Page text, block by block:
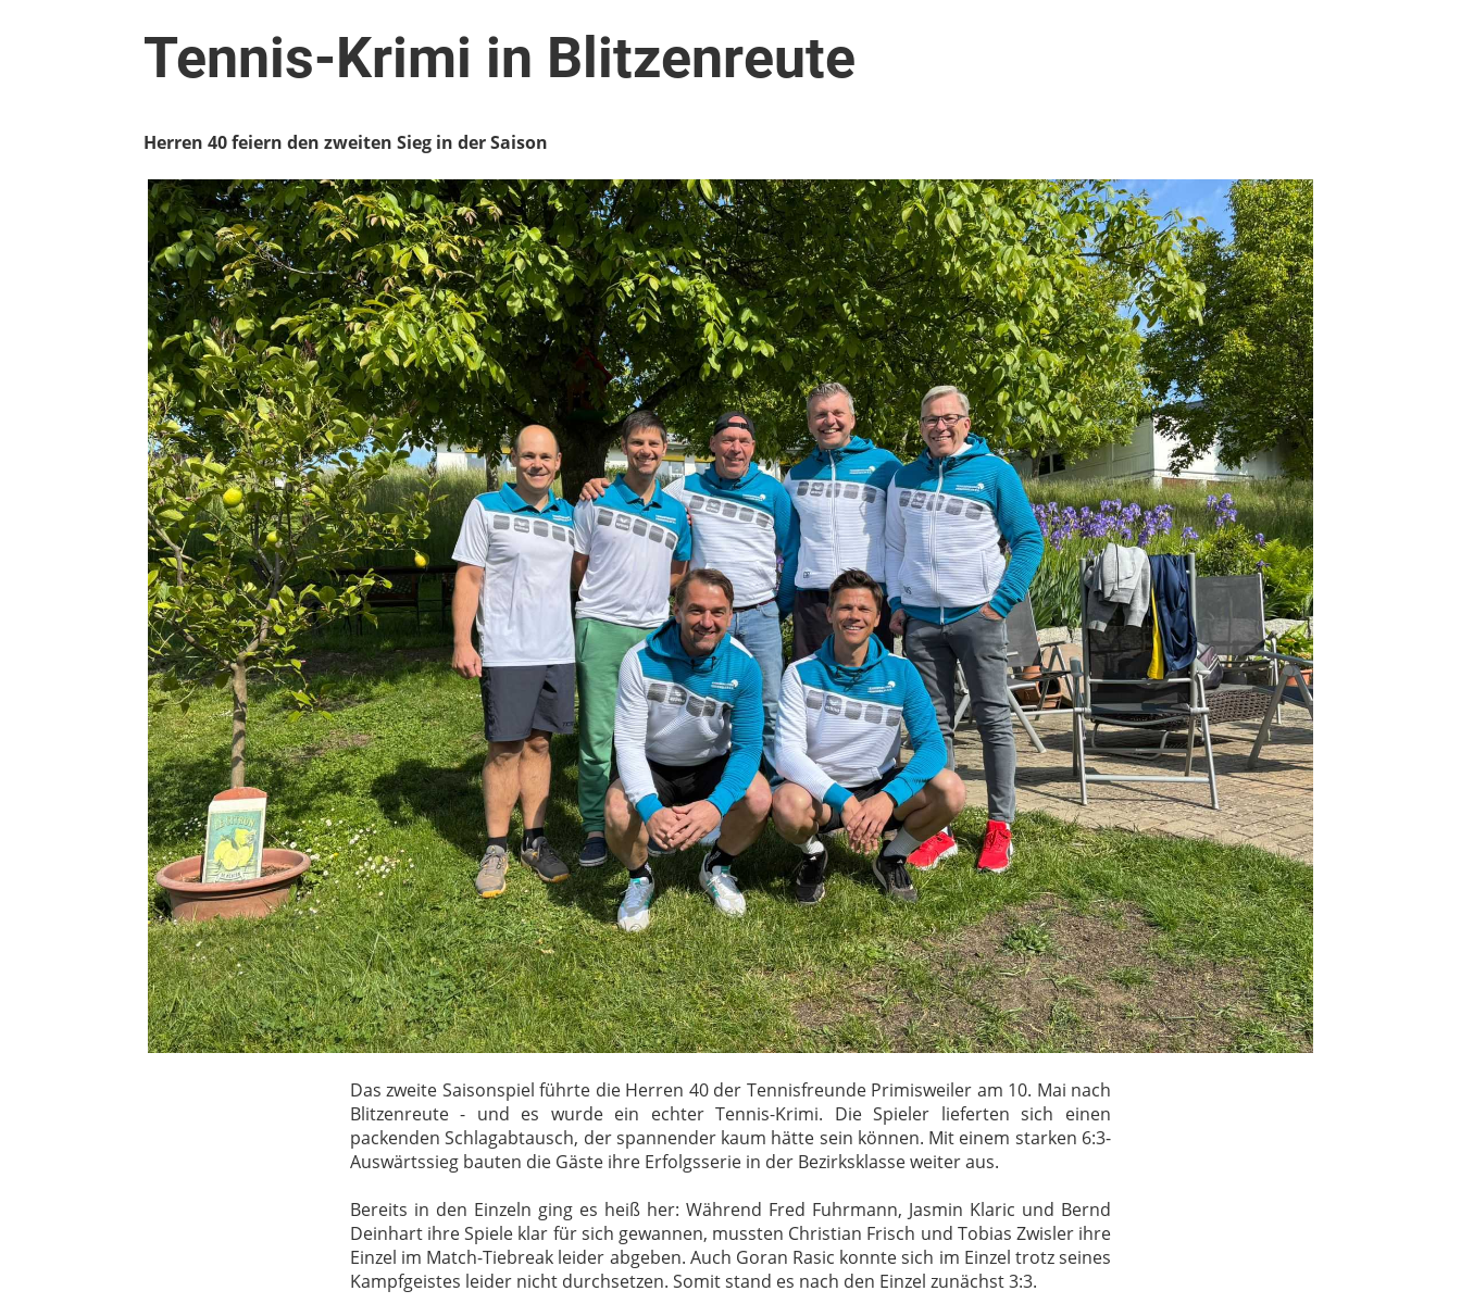
Tennis-Krimi in Blitzenreute
Herren 40 feiern den zweiten Sieg in der Saison
Das zweite Saisonspiel führte die Herren 40 der Tennisfreunde Primisweiler am 10. Mai nach
Blitzenreute - und es wurde ein echter Tennis-Krimi. Die Spieler lieferten sich einen
packenden Schlagabtausch, der spannender kaum hätte sein können. Mit einem starken 6:3-
Auswärtssieg bauten die Gäste ihre Erfolgsserie in der Bezirksklasse weiter aus.
Bereits in den Einzeln ging es heiß her: Während Fred Fuhrmann, Jasmin Klaric und Bernd
Deinhart ihre Spiele klar für sich gewannen, mussten Christian Frisch und Tobias Zwisler ihre
Einzel im Match-Tiebreak leider abgeben. Auch Goran Rasic konnte sich im Einzel trotz seines
Kampfgeistes leider nicht durchsetzen. Somit stand es nach den Einzel zunächst 3:3.